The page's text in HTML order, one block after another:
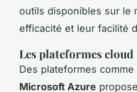
outils disponibles sur le
efficacité et leur facilité
Les plateformes cloud
Des plateformes comme
Microsoft Azure